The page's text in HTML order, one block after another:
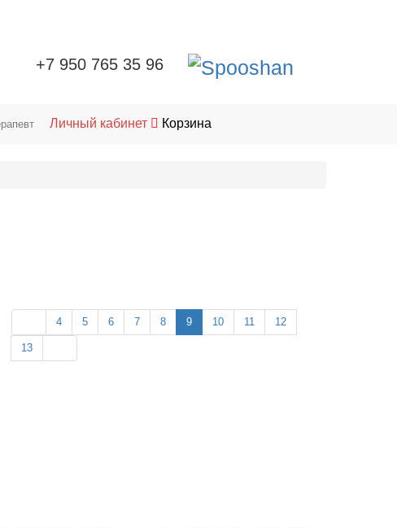
+7 950 765 35 96
Личный кабинет Корзина
4
5 6 7 8 9 10 11 12
13